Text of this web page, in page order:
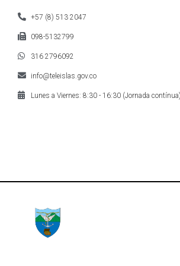
+57 (8) 513 2047
098-5132799
316 2796092
info@teleislas.gov.co
Lunes a Viernes: 8:30 - 16:30 (Jornada